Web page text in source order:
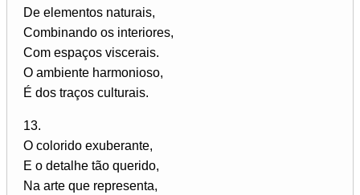
De elementos naturais,
Combinando os interiores,
Com espaços viscerais.
O ambiente harmonioso,
É dos traços culturais.
13.
O colorido exuberante,
E o detalhe tão querido,
Na arte que representa,